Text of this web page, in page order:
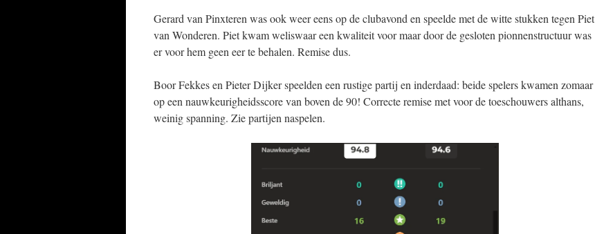
Gerard van Pinxteren was ook weer eens op de clubavond en speelde met de witte stukken tegen Piet
van Wonderen. Piet kwam weliswaar een kwaliteit voor maar door de gesloten pionnenstructuur was
er voor hem geen eer te behalen. Remise dus.
Boor Fekkes en Pieter Dijker speelden een rustige partij en inderdaad: beide spelers kwamen zomaar
op een nauwkeurigheidsscore van boven de 90! Correcte remise met voor de toeschouwers althans,
weinig spanning. Zie partijen naspelen.